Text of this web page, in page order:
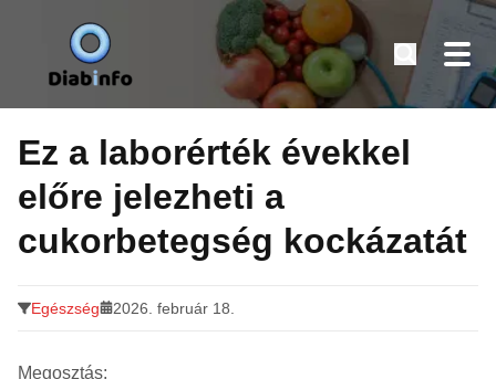
Tovább
tartalomra
Diabinfo.hu – Információk cukorbetegeknek
Ez a laborérték évekkel
előre jelezheti a
cukorbetegség kockázatát
Egészség 2026. február 18.
Megosztás: